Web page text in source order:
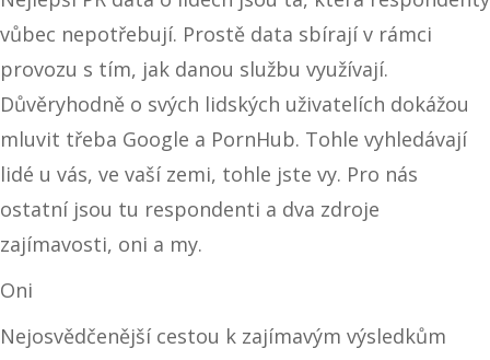
vůbec nepotřebují. Prostě data sbírají v rámci
provozu s tím, jak danou službu využívají.
Důvěryhodně o svých lidských uživatelích dokážou
mluvit třeba Google a PornHub. Tohle vyhledávají
lidé u vás, ve vaší zemi, tohle jste vy. Pro nás
ostatní jsou tu respondenti a dva zdroje
zajímavosti, oni a my.
Oni
Nejosvědčenější cestou k zajímavým výsledkům